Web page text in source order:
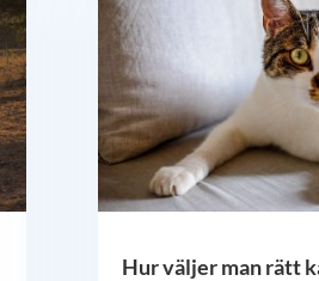
Hur väljer man rätt